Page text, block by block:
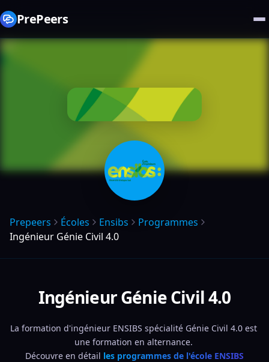
PrePeers
Prepeers Écoles Ensibs
Programmes
Ingénieur Génie Civil 4.0
Ingénieur Génie Civil 4.0
La formation d'ingénieur ENSIBS spécialité Génie Civil 4.0 est
une formation en alternance.
Découvre en détail les programmes de l'école ENSIBS